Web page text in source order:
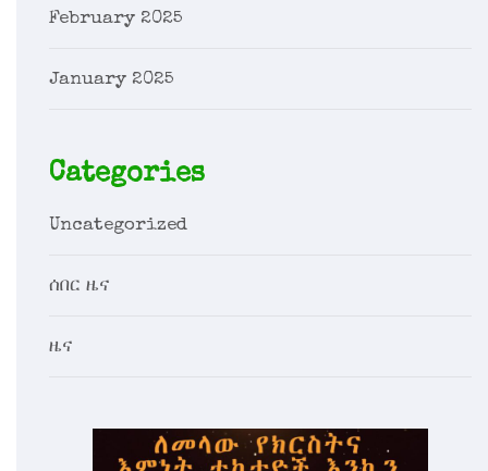
February 2025
January 2025
Categories
Uncategorized
ሰበር ዜና
ዜና